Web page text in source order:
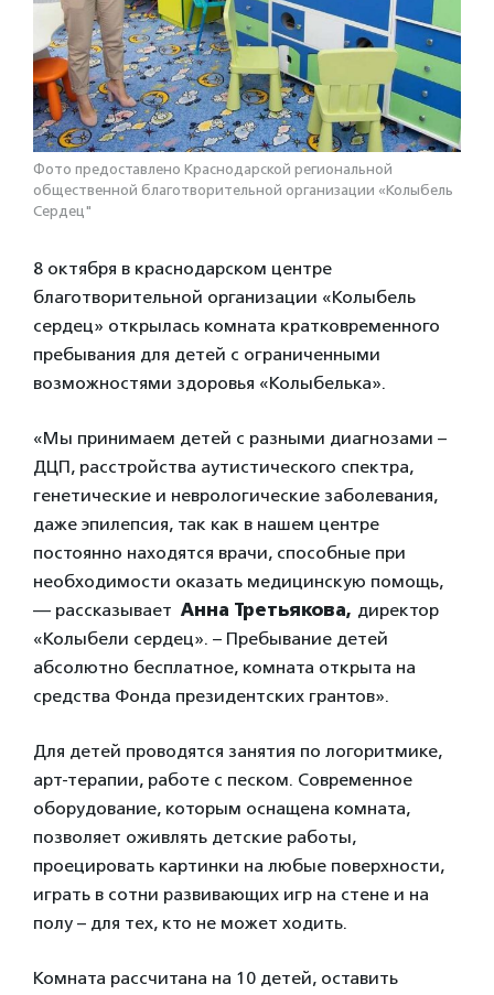
Фото предоставлено Краснодарской региональной
общественной благотворительной организации «Колыбель
Сердец"
8 октября в краснодарском центре
благотворительной организации «Колыбель
сердец» открылась комната кратковременного
пребывания для детей с ограниченными
возможностями здоровья «Колыбелька».
«Мы принимаем детей с разными диагнозами –
ДЦП, расстройства аутистического спектра,
генетические и неврологические заболевания,
даже эпилепсия, так как в нашем центре
постоянно находятся врачи, способные при
необходимости оказать медицинскую помощь,
— рассказывает Анна Третьякова, директор
«Колыбели сердец». – Пребывание детей
абсолютно бесплатное, комната открыта на
средства Фонда президентских грантов».
Для детей проводятся занятия по логоритмике,
арт-терапии, работе с песком. Современное
оборудование, которым оснащена комната,
позволяет оживлять детские работы,
проецировать картинки на любые поверхности,
играть в сотни развивающих игр на стене и на
полу – для тех, кто не может ходить.
Комната рассчитана на 10 детей, оставить